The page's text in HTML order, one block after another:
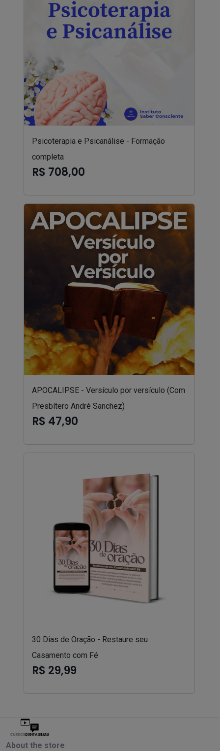
Psicoterapia e Psicanálise - Formação
completa
R$ 708,00
APOCALIPSE - Versículo por versículo (Com
Presbítero André Sanchez)
R$ 47,90
30 Dias de Oração - Restaure seu
Casamento com Fé
R$ 29,99
About the store